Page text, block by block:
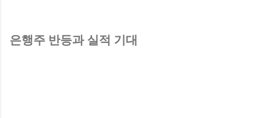
은행주 반등과 실적 기대